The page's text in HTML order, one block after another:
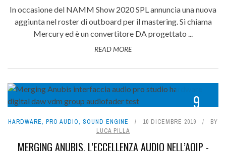
In occasione del NAMM Show 2020 SPL annuncia una nuova
aggiunta nel roster di outboard per il mastering. Si chiama
Mercury ed è un convertitore DA progettato ...
READ MORE
9
HARDWARE, PRO AUDIO, SOUND ENGINE 10 DICEMBRE 2019
BY
LUCA PILLA
MERGING ANUBIS, L’ECCELLENZA AUDIO NELL’AOIP -